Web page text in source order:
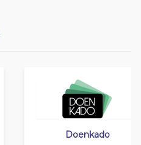
Doenkado